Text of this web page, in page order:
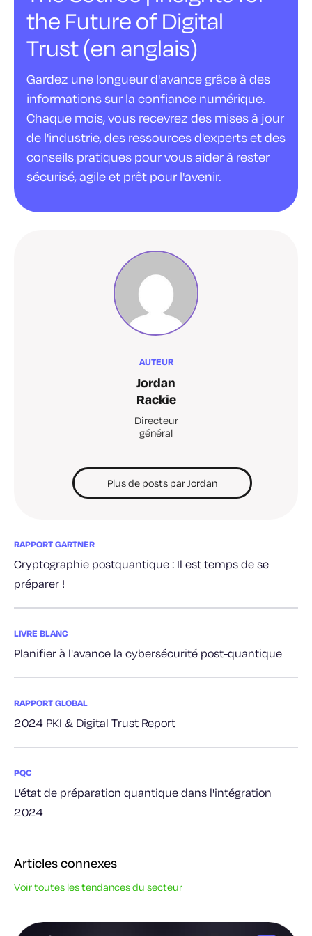
the Future of Digital
Trust (en anglais)
Gardez une longueur d'avance grâce à des
informations sur la confiance numérique.
Chaque mois, vous recevrez des mises à jour
de l'industrie, des ressources d'experts et des
conseils pratiques pour vous aider à rester
sécurisé, agile et prêt pour l'avenir.
AUTEUR
Jordan
Rackie
Directeur
général
Plus de posts par Jordan
RAPPORT GARTNER
Cryptographie postquantique : Il est temps de se
préparer !
LIVRE BLANC
Planifier à l'avance la cybersécurité post-quantique
RAPPORT GLOBAL
2024 PKI & Digital Trust Report
PQC
L'état de préparation quantique dans l'intégration
2024
Articles connexes
Voir toutes les tendances du secteur